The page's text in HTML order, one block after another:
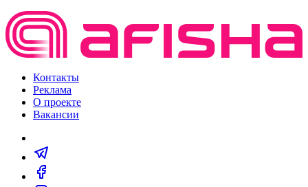
Контакты
Реклама
О проекте
Вакансии